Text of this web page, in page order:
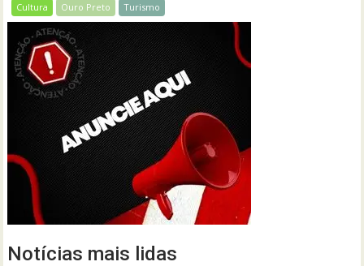
Cultura Ouro Preto Turismo
Notícias mais lidas